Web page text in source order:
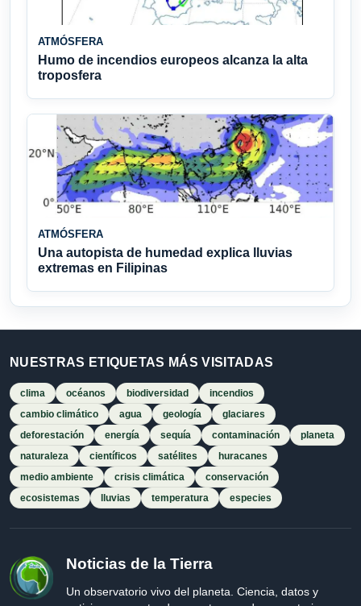
ATMÓSFERA
Humo de incendios europeos alcanza la alta
troposfera
ATMÓSFERA
Una autopista de humedad explica lluvias
extremas en Filipinas
NUESTRAS ETIQUETAS MÁS VISITADAS
clima océanos biodiversidad
incendios
cambio climático
agua geología
glaciares
deforestación
energía sequía contaminación
planeta
naturaleza
científicos satélites
huracanes
medio ambiente
crisis climática
conservación
ecosistemas
lluvias temperatura especies
Noticias de la Tierra
Un observatorio vivo del planeta. Ciencia, datos y